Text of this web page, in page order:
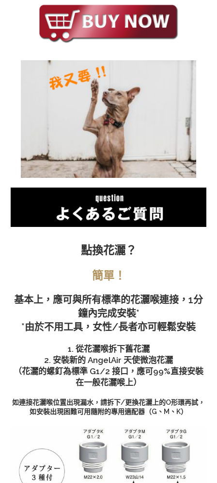
點換花灑？
簡單！
基本上，應可與所有標準的花灑喉連接，1分
鐘內完成安裝*
*由於不用工具，女性/長者亦可輕鬆安裝
1. 從花灑喉拆下舊花灑
2. 安裝新的 AngelAir 天使微泡花灑
（花灑的螺釘為標準 G1/2 接口，應可99%直接安裝
在一般花灑喉上）
如連接花灑喉位置出現漏水，請拆下/更換花灑上的O形環再試，
如安裝出現困難可用隨附的專用適配器（G、M、K）